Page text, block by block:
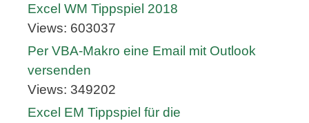
Excel WM Tippspiel 2018
Views: 603037
Per VBA-Makro eine Email mit Outlook
versenden
Views: 349202
Excel EM Tippspiel für die